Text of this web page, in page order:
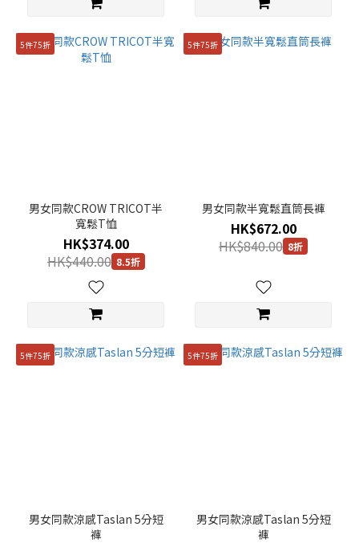
5件75折
男女同款CROW TRICOT半
寬鬆T恤
HK$374.00
HK$440.00 8.5折
5件75折
男女同款半寬鬆直筒長褲
HK$672.00
HK$840.00 8折
5件75折
男女同款涼感Taslan 5分短
褲
5件75折
男女同款涼感Taslan 5分短
褲